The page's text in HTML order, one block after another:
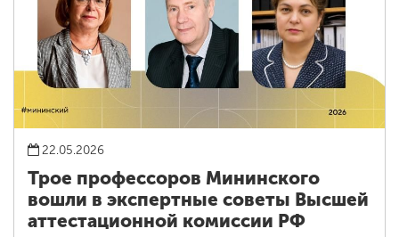
22.05.2026
Трое профессоров Мининского
вошли в экспертные советы Высшей
аттестационной комиссии РФ